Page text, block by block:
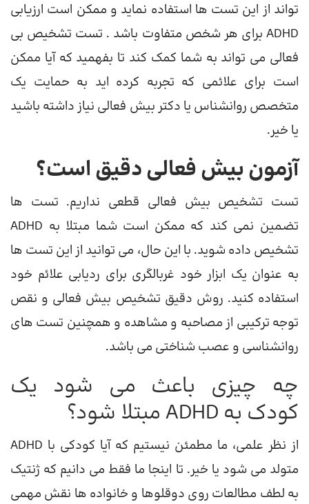
تواند از این تست ها استفاده نماید و ممکن است ارزیابی
ADHD برای هر شخص متفاوت باشد . تست تشخیص بی
فعالی می تواند به شما کمک کند تا بفهمید که آیا ممکن
است برای علائمی که تجربه کرده اید به حمایت یک
متخصص روانشناس یا دکتر بیش فعالی نیاز داشته باشید
یا خیر.
آزمون بیش فعالی دقیق است؟
تست تشخیص بیش فعالی قطعی نداریم. تست ها
تضمین نمی کند که ممکن است شما مبتلا به ADHD
تشخیص داده شوید. با این حال، می توانید از این تست ها
به عنوان یک ابزار خود غربالگری برای ردیابی علائم خود
استفاده کنید. روش دقیق تشخیص بیش فعالی و نقص
توجه ترکیبی از مصاحبه و مشاهده و همچنین تست های
روانشناسی و عصب شناختی می باشد.
چه چیزی باعث می شود یک
کودک به ADHD مبتلا شود؟
از نظر علمی، ما مطمئن نیستیم که آیا کودکی با ADHD
متولد می شود یا خیر. تا اینجا ما فقط می دانیم که ژنتیک
به لطف مطالعات روی دوقلوها و خانواده ها نقش مهمی